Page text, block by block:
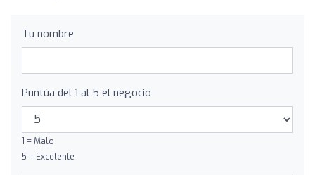
Tu nombre
Puntúa del 1 al 5 el negocio
1 = Malo
5 = Excelente